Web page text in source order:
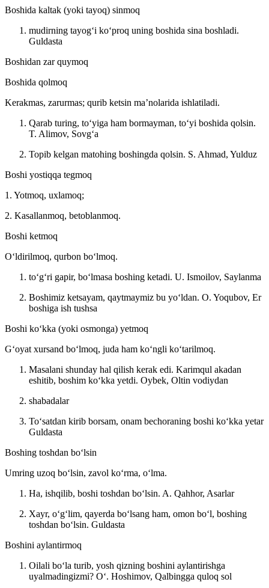
Boshida kaltak (yoki tayoq) sinmoq
mudirning tayogʻi koʻproq uning boshida sina boshladi.
Guldasta
Boshidan zar quymoq
Boshida qolmoq
Kerakmas, zarurmas; qurib ketsin maʼnolarida ishlatiladi.
Qarab turing, toʻyiga ham bormayman, toʻyi boshida qolsin.
T. Alimov, Sovgʻa
Topib kelgan matohing boshingda qolsin. S. Ahmad, Yulduz
Boshi yostiqqa tegmoq
1. Yotmoq, uxlamoq;
2. Kasallanmoq, betoblanmoq.
Boshi ketmoq
Oʻldirilmoq, qurbon boʻlmoq.
toʻgʻri gapir, boʻlmasa boshing ketadi. U. Ismoilov, Saylanma
Boshimiz ketsayam, qaytmaymiz bu yoʻldan. O. Yoqubov, Er
boshiga ish tushsa
Boshi koʻkka (yoki osmonga) yetmoq
Gʻoyat xursand boʻlmoq, juda ham koʻngli koʻtarilmoq.
Masalani shunday hal qilish kerak edi. Karimqul akadan
eshitib, boshim koʻkka yetdi. Oybek, Oltin vodiydan
shabadalar
Toʻsatdan kirib borsam, onam bechoraning boshi koʻkka yetar
Guldasta
Boshing toshdan boʻlsin
Umring uzoq boʻlsin, zavol koʻrma, oʻlma.
Ha, ishqilib, boshi toshdan boʻlsin. A. Qahhor, Asarlar
Xayr, oʻgʻlim, qayerda boʻlsang ham, omon boʻl, boshing
toshdan boʻlsin. Guldasta
Boshini aylantirmoq
Oilali boʻla turib, yosh qizning boshini aylantirishga
uyalmadingizmi? Oʻ. Hoshimov, Qalbingga quloq sol